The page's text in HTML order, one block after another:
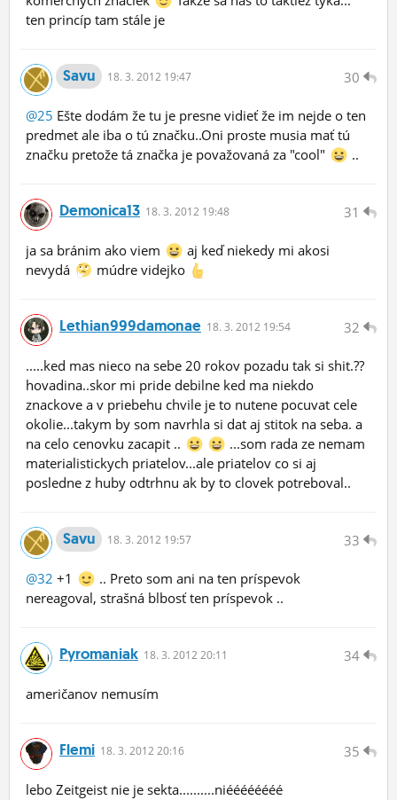
ten princíp tam stále je
30
Savu 18. 3. 2012 19:47
@25 Ešte dodám že tu je presne vidieť že im nejde o ten
predmet ale iba o tú značku..Oni proste musia mať tú
značku pretože tá značka je považovaná za "cool"
..
31
Demonica13 18. 3. 2012 19:48
ja sa bránim ako viem
aj keď niekedy mi akosi
nevydá
múdre videjko
32
Lethian999damonae 18. 3. 2012 19:54
.....ked mas nieco na sebe 20 rokov pozadu tak si shit.??
hovadina..skor mi pride debilne ked ma niekdo
znackove a v priebehu chvile je to nutene pocuvat cele
okolie...takym by som navrhla si dat aj stitok na seba. a
na celo cenovku zacapit ..
...som rada ze nemam
materialistickych priatelov...ale priatelov co si aj
posledne z huby odtrhnu ak by to clovek potreboval..
33
Savu 18. 3. 2012 19:57
@32 +1
.. Preto som ani na ten príspevok
nereagoval, strašná blbosť ten príspevok ..
34
Pyromaniak 18. 3. 2012 20:11
američanov nemusím
35
Flemi 18. 3. 2012 20:16
lebo Zeitgeist nie je sekta..........niéééééééé